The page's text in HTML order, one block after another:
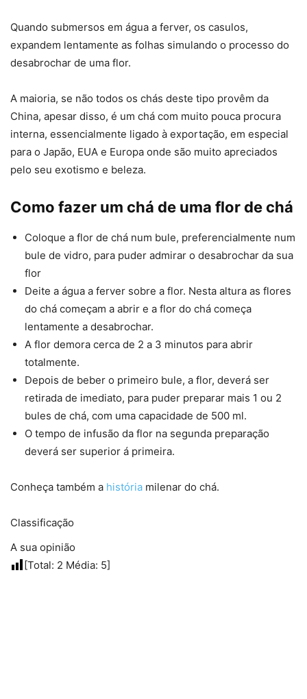
Quando submersos em água a ferver, os casulos,
expandem lentamente as folhas simulando o processo do
desabrochar de uma flor.
A maioria, se não todos os chás deste tipo provêm da
China, apesar disso, é um chá com muito pouca procura
interna, essencialmente ligado à exportação, em especial
para o Japão, EUA e Europa onde são muito apreciados
pelo seu exotismo e beleza.
Como fazer um chá de uma flor de chá
Coloque a flor de chá num bule, preferencialmente num
bule de vidro, para puder admirar o desabrochar da sua
flor
Deite a água a ferver sobre a flor. Nesta altura as flores
do chá começam a abrir e a flor do chá começa
lentamente a desabrochar.
A flor demora cerca de 2 a 3 minutos para abrir
totalmente.
Depois de beber o primeiro bule, a flor, deverá ser
retirada de imediato, para puder preparar mais 1 ou 2
bules de chá, com uma capacidade de 500 ml.
O tempo de infusão da flor na segunda preparação
deverá ser superior á primeira.
Conheça também a história milenar do chá.
Classificação
A sua opinião
[Total: 2 Média: 5]